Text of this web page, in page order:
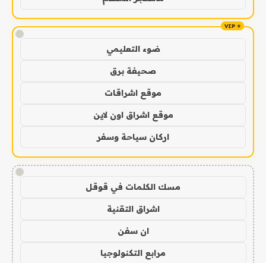
!
ضوء التعليمي
صحيفة برق
موقع اشراقات
موقع اشراق اون لاين
اركان سياحة وسفر
!
مسك الكلمات في قوقل
اشراق التقنية
ان سفن
مرابع التكنولوجيا